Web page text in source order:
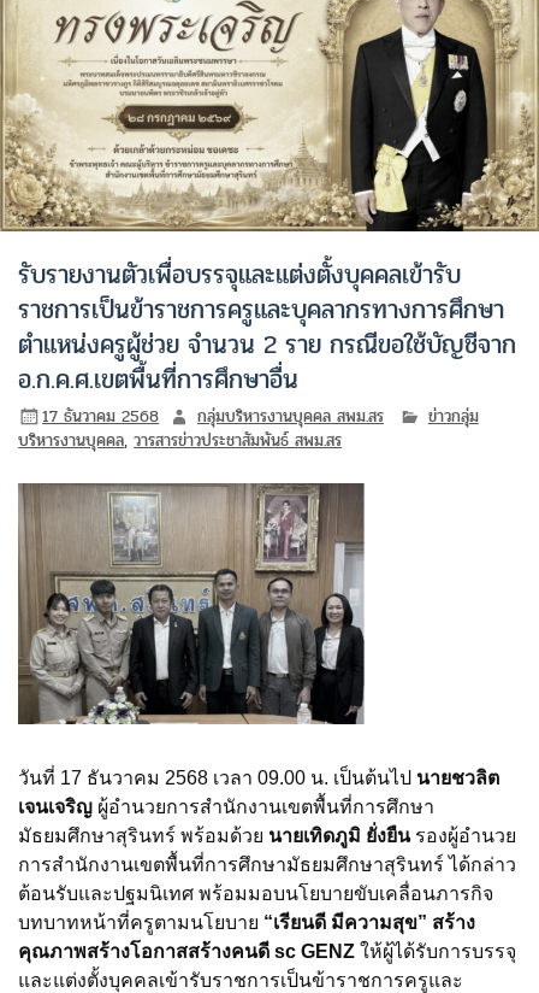
รับรายงานตัวเพื่อบรรจุและแต่งตั้งบุคคลเข้ารับ
ราชการเป็นข้าราชการครูและบุคลากรทางการศึกษา
ตำแหน่งครูผู้ช่วย จำนวน 2 ราย กรณีขอใช้บัญชีจาก
อ.ก.ค.ศ.เขตพื้นที่การศึกษาอื่น
17 ธันวาคม 2568 กลุ่มบริหารงานบุคคล สพม.สร
ข่าวกลุ่ม
บริหารงานบุคคล,วารสารข่าวประชาสัมพันธ์ สพม.สร
วันที่ 17 ธันวาคม 2568 เวลา 09.00 น. เป็นต้นไป นายชวลิต
เจนเจริญ ผู้อำนวยการสำนักงานเขตพื้นที่การศึกษา
มัธยมศึกษาสุรินทร์ พร้อมด้วย นายเทิดภูมิ ยั่งยืนรองผู้อำนวย
การสำนักงานเขตพื้นที่การศึกษามัธยมศึกษาสุรินทร์ ได้กล่าว
ต้อนรับและปฐมนิเทศ พร้อมมอบนโยบายขับเคลื่อนภารกิจ
บทบาทหน้าที่ครูตามนโยบาย “เรียนดี มีความสุข” สร้าง
คุณภาพสร้างโอกาสสร้างคนดีsc GENZ ให้ผู้ได้รับการบรรจุ
และแต่งตั้งบุคคลเข้ารับราชการเป็นข้าราชการครูและ